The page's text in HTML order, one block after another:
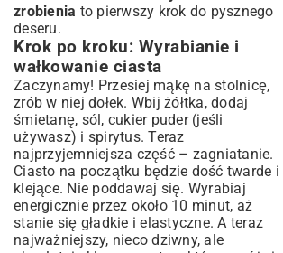
zrobienia to pierwszy krok do pysznego
deseru.
Krok po kroku: Wyrabianie i
wałkowanie ciasta
Zaczynamy! Przesiej mąkę na stolnicę,
zrób w niej dołek. Wbij żółtka, dodaj
śmietanę, sól, cukier puder (jeśli
używasz) i spirytus. Teraz
najprzyjemniejsza część – zagniatanie.
Ciasto na początku będzie dość twarde i
klejące. Nie poddawaj się. Wyrabiaj
energicznie przez około 10 minut, aż
stanie się gładkie i elastyczne. A teraz
najważniejszy, nieco dziwny, ale